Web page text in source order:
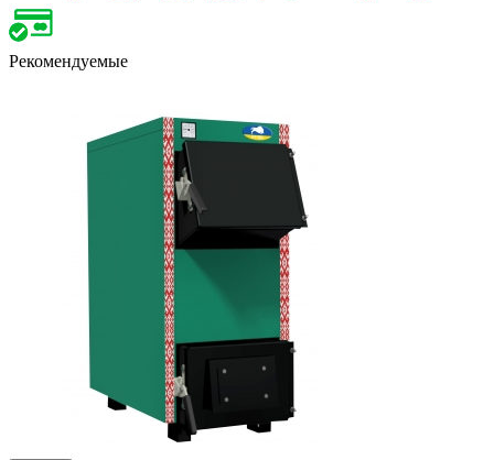
Рекомендуемые